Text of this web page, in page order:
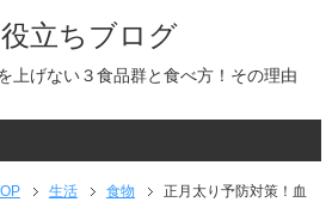
立ちブログ
上げない３食品群と食べ方！その理由
生活 食物
正月太り予防対策！血